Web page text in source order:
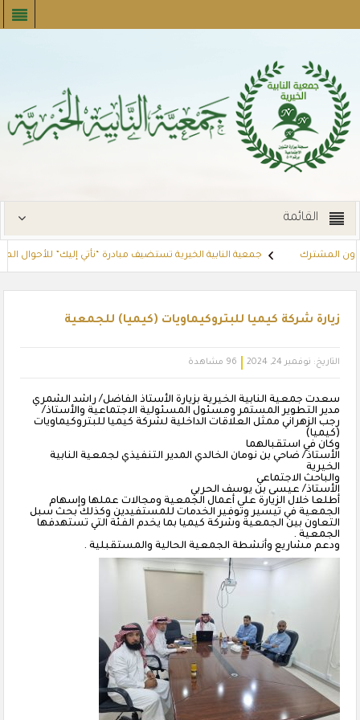
القائمة
المشترك جمعية النابية الخيرية تستضيف مبادرة “نأتي إليك” للأحوال
زيارة شركة كيميا للبتروكيماويات (كيميا) للجمعية
التاريخ: نوفمبر 24, 2024 96 مشاهدة
سعدت جمعية النابية الخيرية بزيارة الأستاذ الفاضل/ راشد الشمري
مدير التطوير المستمر ومسئول المسئولية الاجتماعية والأستاذ/
رجب الزهراني ممثل العلاقات الداخلية لشركة كيميا للبتروكيماويات
(كيميا)
وكان في استقبالهما
الأستاذ/ ضاحي بن نومان الخالدي المدير التنفيذي لجمعية النابية
الخيرية
والباحث الاجتماعي
الأستاذ/ عيسى بن يوسف الحربي
أطلعا خلال الزيارة على أعمال الجمعية ومجالات عملها وإسهام
الجمعية في تيسير وتوفير الخدمات للمستفيدين وكذلك بحث سبل
التعاون بين الجمعية وشركة كيميا بما يخدم الفئة التي تستهدفها
الجمعية .
ودعم مشاريع وأنشطة الجمعية الحالية والمستقبلية .